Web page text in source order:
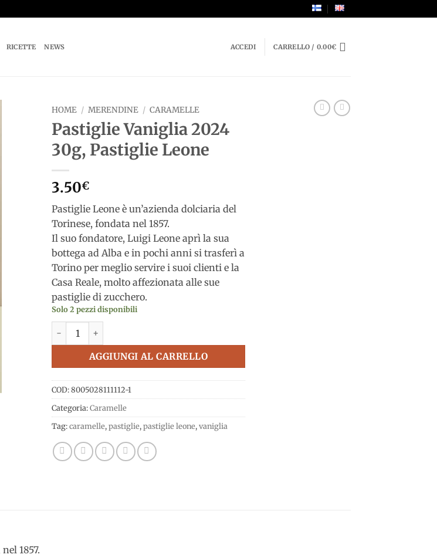
RICETTE NEWS ACCEDI CARRELLO / 0.00€
HOME / MERENDINE / CARAMELLE
Pastiglie Vaniglia 2024
30g, Pastiglie Leone
3.50€
Pastiglie Leone è un’azienda dolciaria del
Torinese, fondata nel 1857.
Il suo fondatore, Luigi Leone aprì la sua
bottega ad Alba e in pochi anni si trasferì a
Torino per meglio servire i suoi clienti e la
Casa Reale, molto affezionata alle sue
pastiglie di zucchero.
Solo 2 pezzi disponibili
AGGIUNGI AL CARRELLO
COD:8005028111112-1
Categoria:Caramelle
Tag:caramelle,pastiglie,pastiglie leone,vaniglia
1857.